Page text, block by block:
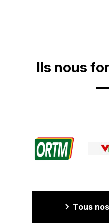
Ils nous
Tous